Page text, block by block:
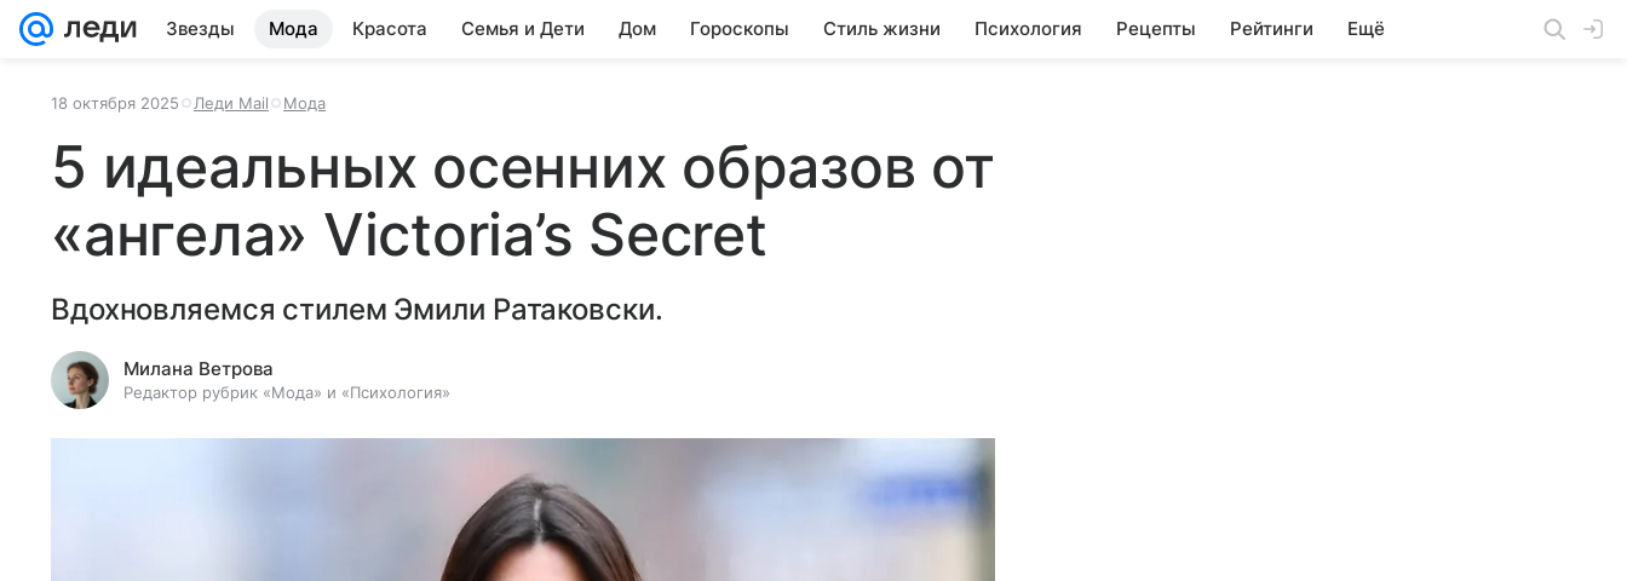
Звезды Мода Красота Семья и Дети Дом Гороскопы Стиль жизни Психология Рецепты Рейтинги Ещё
18 октября 2025 Леди Mail Мода
5 идеальных осенних образов от
«ангела» Victoria’s Secret
Вдохновляемся стилем Эмили Ратаковски.
Милана Ветрова
Редактор рубрик «Мода» и «Психология»